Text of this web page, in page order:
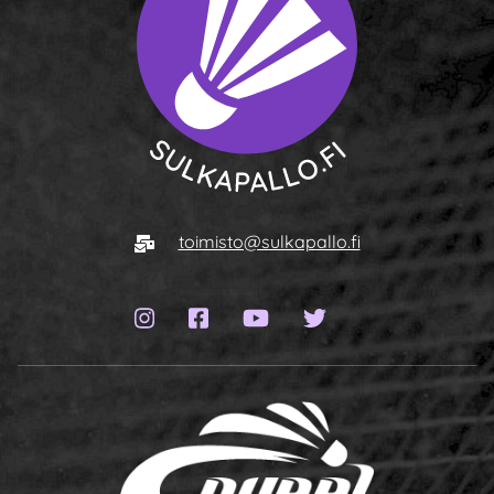
E-mailtoimisto@sulkapallo.fi
Instagram page
Facebook page
YouTube channel
Twitter page